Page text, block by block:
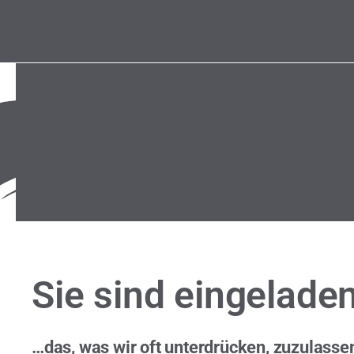
Sie sind
…das, was wir oft unterdrücken,